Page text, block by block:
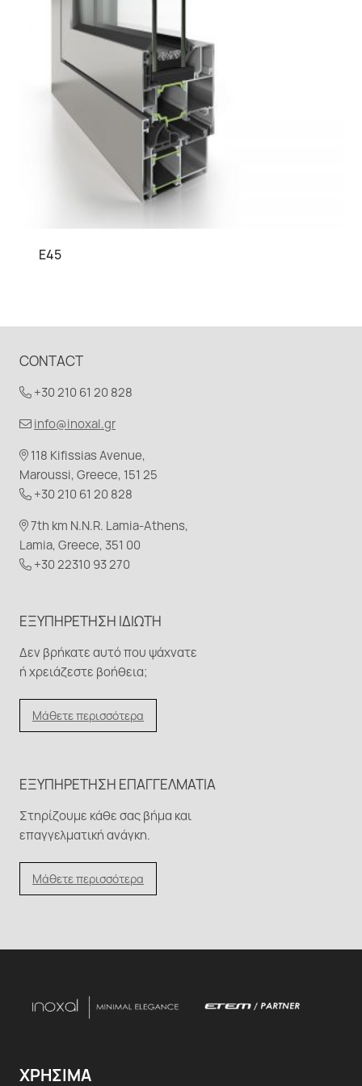
E45
CONTACT
+30 210 61 20 828
info@inoxal.gr
118 Kifissias Avenue,
Maroussi, Greece, 151 25
+30 210 61 20 828
7th km N.N.R. Lamia-Athens,
Lamia, Greece, 351 00
+30 22310 93 270
ΕΞΥΠΗΡΈΤΗΣΗ ΙΔΙΏΤΗ
Δεν βρήκατε αυτό που ψάχνατε
ή χρειάζεστε βοήθεια;
Μάθετε περισσότερα
ΕΞΥΠΗΡΈΤΗΣΗ ΕΠΑΓΓΕΛΜΑΤΊΑ
Στηρίζουμε κάθε σας βήμα και
επαγγελματική ανάγκη.
Μάθετε περισσότερα
ΧΡΗΣΙΜΑ